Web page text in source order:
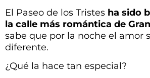
El Paseo de los Tristes ha sido
la calle más romántica de
sabe que por la noche el amor
diferente.
¿Qué la hace tan especial?